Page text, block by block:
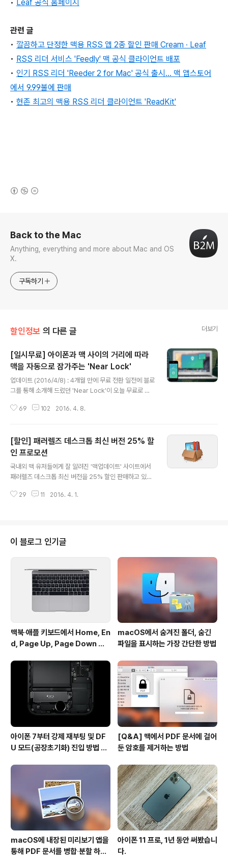
• Leaf 공식 홈페이지
관련 글
• 깔끔하고 단정한 맥용 RSS 앱 2종 할인 판매 Cream ∙ Leaf
• RSS 리더 서비스 'Feedly' 맥 공식 클라이언트 배포
• 인기 RSS 리더 'Reeder 2 for Mac' 공식 출시... 맥 앱스토어
에서 9.99불에 판매
• 현존 최고의 맥용 RSS 리더 클라이언트 'ReadKit'
Back to the Mac
Anything, everything and more about Mac and OS
X.
구독하기
할인정보 의 다른 글 더보기
[일시무료] 아이폰과 맥 사이의 거리에 따라
맥을 자동으로 잠가주는 'Near Lock'
업데이트 (2016/4/8) : 4개월 만에 무료 전환 일전에 블로
그를 통해 소개해 드렸던 'Near Lock'이 오늘 무료로 풀
키로 만들어 주는 앱이라고 소개해 드렸죠. 앱 자체는 원래
단 하루 'Pro Mode'를 무료로 활성화하실 수 있습니다.
앱이 처음 나왔을 때는 오작동도 많고 거리 인식도 부정확
해 신뢰성이 떨어진다는 평이 많았는데요. 수차례의 업데
이트를 통해 예전보다는 거리 오차가 많이 줄어들었고, 아
인식이 되지 않는 문제도 대부분 개선됐습니다. 또 최근엔
69 102 2016. 4. 8.
[할인] 패러렐즈 데스크톱 최신 버전 25% 할
인 프로모션
국내외 맥 유저들에게 잘 알려진 '맥업데이트' 사이트에서
패러렐즈 데스크톱 최신 버전을 25% 할인 판매하고 있습
데 묶은 번들 패키지가 올라오기도 했는데, 이번에는 패러
기간에 제한이 없습니다. 일반 사용자들이 가장 많이 구매
하는 버전이죠. 원래 가격은 79.99달러인데 프로모션 기
간 59.99달러에 사실 수 있습니다. 다른 하나는 '맥 프로'
에디션이라고 해서, 네트워크 관리자와 개발자들을 위한
여러 가지 고급 기능이 탑재된 버전입니다. 홈&스튜디오
버전과 다르게 1회 구매가 아닌 1..
29 11 2016. 4. 1.
이 블로그 인기글
맥북∙애플 키보드에서 Home, En
d, Page Up, Page Down 키
macOS에서 숨겨진 폴더, 숨긴
파일을 표시하는 가장 간단한 방법
아이폰 7부터 강제 재부팅 및 DF
U 모드(공장초기화) 진입 방법 변
[Q&A] 맥에서 PDF 문서에 걸어
둔 암호를 제거하는 방법
macOS에 내장된 미리보기 앱을
통해 PDF 문서를 병합∙분할 하는
아이폰 11 프로, 1년 동안 써봤습니
다.